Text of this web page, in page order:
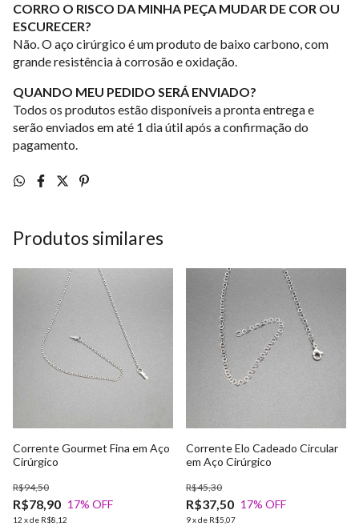
CORRO O RISCO DA MINHA PEÇA MUDAR DE COR OU
ESCURECER?
Não. O aço cirúrgico é um produto de baixo carbono, com
grande resistência à corrosão e oxidação.
QUANDO MEU PEDIDO SERÁ ENVIADO?
Todos os produtos estão disponíveis a pronta entrega e
serão enviados em até 1 dia útil após a confirmação do
pagamento.
Produtos similares
Corrente Gourmet Fina em Aço
Cirúrgico
R$78,90
R$94,50
17% OFF
12 xde R$8,12
Corrente Elo Cadeado Circular
em Aço Cirúrgico
R$37,50
R$45,30
17% OFF
9xde R$5,07